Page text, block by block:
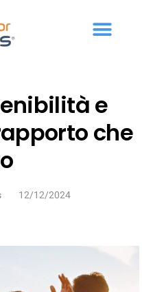
e
che
12/12/2024